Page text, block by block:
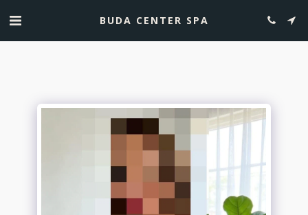
BUDA CENTER SPA